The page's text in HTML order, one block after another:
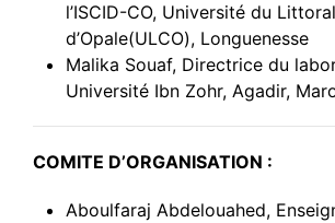
l’ISCID-CO, Université du
d’Opale(ULCO), Longuenesse
Malika Souaf, Directrice du
Université Ibn Zohr, Agadir,
COMITE D’ORGANISATION :
Aboulfaraj Abdelouahed,